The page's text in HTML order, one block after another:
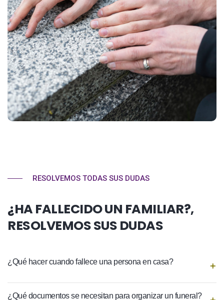
RESOLVEMOS TODAS SUS DUDAS
¿HA FALLECIDO UN FAMILIAR?,
RESOLVEMOS SUS DUDAS
¿Qué hacer cuando fallece una persona en casa?
¿Qué documentos se necesitan para organizar un funeral?